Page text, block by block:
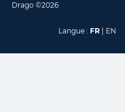
Drago ©2026
Langue : FR EN